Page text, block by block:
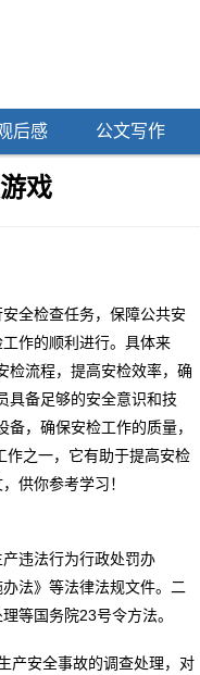
后感 公文写作
戏
全检查任务，保障公共安
作的顺利进行。具体来
检流程，提高安检效率，确
具备足够的安全意识和技
，确保安检工作的质量，
作之一，它有助于提高安检
供你参考学习！
违法行为行政处罚办
法》等法律法规文件。二
等国务院23号令方法。
产安全事故的调查处理，对